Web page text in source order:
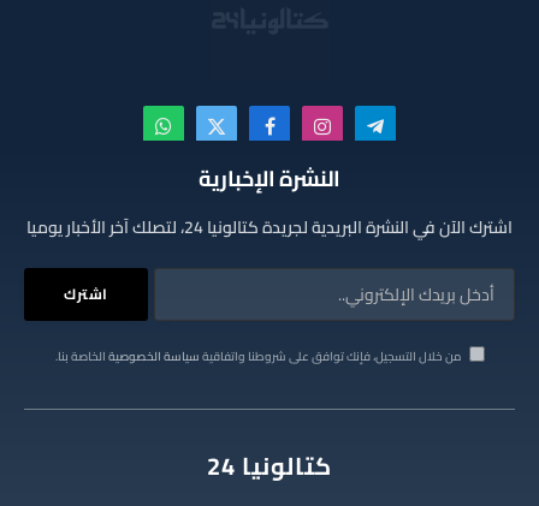
تيلقرام الانستغرامفيسبوكX
(Twitter)
واتساب
النشرة الإخبارية
اشترك الآن في النشرة البريدية لجريدة كتالونيا 24، لتصلك آخر الأخبار يوميا
من خلال التسجيل، فإنك توافق على شروطنا واتفاقيةسياسة الخصوصيةالخاصة بنا.
كتالونيا 24